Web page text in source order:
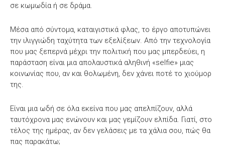
σε κωμωδία ή σε δράμα.
Μέσα από σύντομα, καταιγιστικά φλας, το έργο αποτυπώνει
την ιλιγγιώδη ταχύτητα των εξελίξεων. Από την τεχνολογία
που μας ξεπερνά μέχρι την πολιτική που μας μπερδεύει, η
παράσταση είναι μια απολαυστικά αληθινή «selfie» μιας
κοινωνίας που, αν και θολωμένη, δεν χάνει ποτέ το χιούμορ
της.
Είναι μια ωδή σε όλα εκείνα που μας απελπίζουν, αλλά
ταυτόχρονα μας ενώνουν και μας γεμίζουν ελπίδα. Γιατί, στο
τέλος της ημέρας, αν δεν γελάσεις με τα χάλια σου, πώς θα
πας παρακάτω;